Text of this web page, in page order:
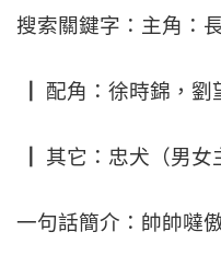
搜索關鍵字：主角：
┃ 配角：徐時錦，劉
┃ 其它：忠犬（男女
一句話簡介：帥帥噠